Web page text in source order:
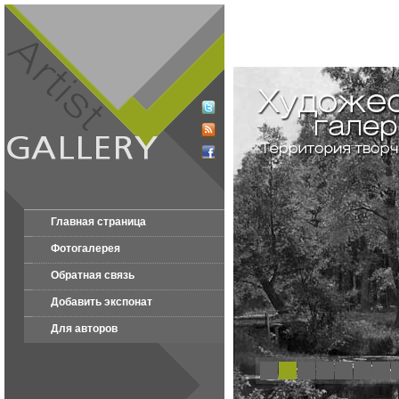
Главная страница
Фотогалерея
Обратная связь
Добавить экспонат
Для авторов